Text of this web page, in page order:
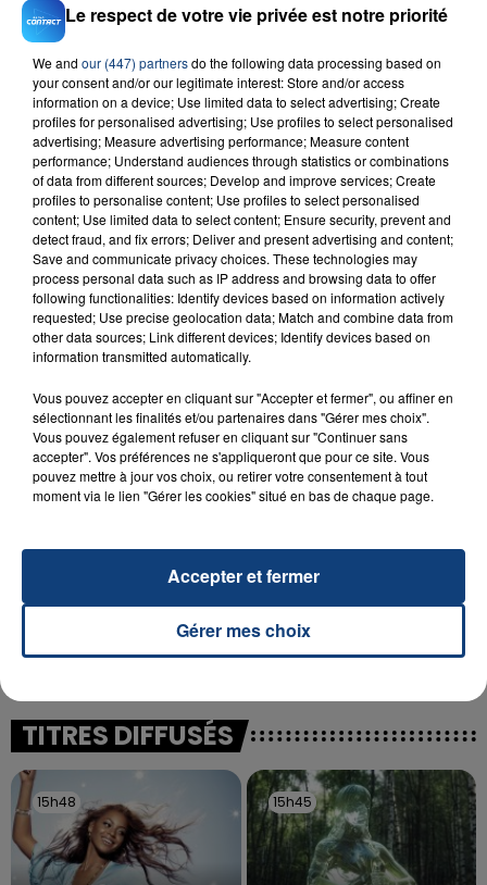
FIL D'ACTU
23 juillet 2026
INCENDIE MORTEL À LENS : UNE FEMME ET
SON BÉBÉ ENTRE LA VIE ET LA...
Un homme s'est immolé par le feu après avoir
aspergé sa compagne et leur bébé de trois mois
d'un liquide inflammable.
UNE ADOLESCENTE DEVANT SE FAIRE
OPÉRER DE LA CHEVILLE RESSORT DE LA...
La famille a porté plainte contre la clinique qui a
excuses.
TITRES DIFFUSÉS
15h48
15h48 15h45
15h45
Le respect de votre vie privée est notre priorité
We and our (447) partnersdo the following data processing based on
your consent and/or our legitimate interest: Store and/or access
information on a device; Use limited data to select advertising; Create
profiles for personalised advertising; Use profiles to select personalised
advertising; Measure advertising performance; Measure content
performance; Understand audiences through statistics or combinations
of data from different sources; Develop and improve services; Create
profiles to personalise content; Use profiles to select personalised
content; Use limited data to select content; Ensure security, prevent and
detect fraud, and fix errors; Deliver and present advertising and content;
Save and communicate privacy choices. These technologies may
process personal data such as IP address and browsing data to offer
following functionalities: Identify devices based on information actively
requested; Use precise geolocation data; Match and combine data from
other data sources; Link different devices; Identify devices based on
information transmitted automatically.
Vous pouvez accepter en cliquant sur "Accepter et fermer", ou affiner en
sélectionnant les finalités et/ou partenaires dans "Gérer mes choix".
Vous pouvez également refuser en cliquant sur "Continuer sans
accepter". Vos préférences ne s'appliqueront que pour ce site. Vous
pouvez mettre à jour vos choix, ou retirer votre consentement à tout
moment via le lien "Gérer les cookies" situé en bas de chaque page.
Gérer mes choix
Accepter et fermer